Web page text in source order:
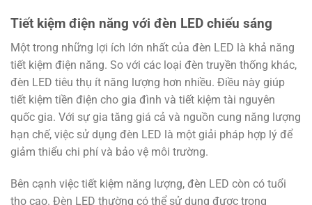
Tiết kiệm điện năng với đèn LED chiếu sáng
Một trong những lợi ích lớn nhất của đèn LED là khả năng
tiết kiệm điện năng. So với các loại đèn truyền thống khác,
đèn LED tiêu thụ ít năng lượng hơn nhiều. Điều này giúp
tiết kiệm tiền điện cho gia đình và tiết kiệm tài nguyên
quốc gia. Với sự gia tăng giá cả và nguồn cung năng lượng
hạn chế, việc sử dụng đèn LED là một giải pháp hợp lý để
giảm thiểu chi phí và bảo vệ môi trường.
Bên cạnh việc tiết kiệm năng lượng, đèn LED còn có tuổi
thọ cao. Đèn LED thường có thể sử dụng được trong